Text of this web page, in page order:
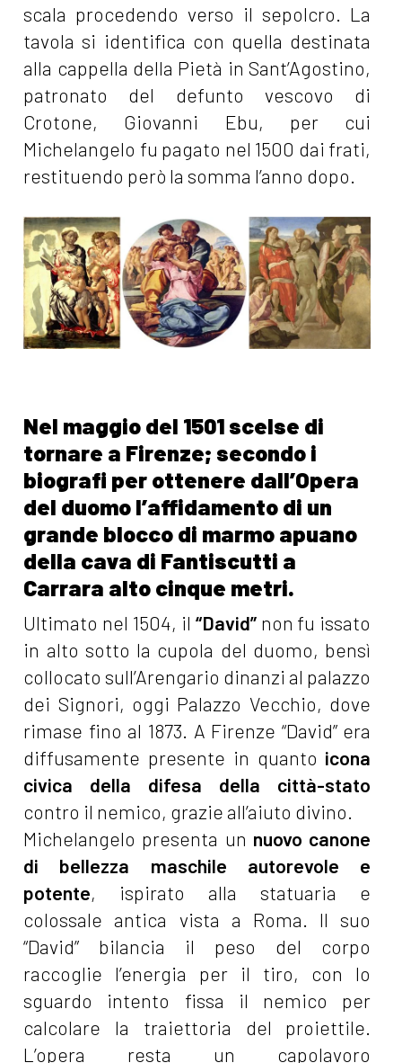
scala procedendo verso il sepolcro. La
tavola si identifica con quella destinata
alla cappella della Pietà in Sant’Agostino,
patronato del defunto vescovo di
Crotone, Giovanni Ebu, per cui
Michelangelo fu pagato nel 1500 dai frati,
restituendo però la somma l’anno dopo.
Nel maggio del 1501 scelse di
tornare a Firenze; secondo i
biografi per ottenere dall’Opera
del duomo l’affidamento di un
grande blocco di marmo apuano
della cava di Fantiscutti a
Carrara alto cinque metri.
Ultimato nel 1504, il “David”non fu issato
in alto sotto la cupola del duomo, bensì
collocato sull’Arengario dinanzi al palazzo
dei Signori, oggi Palazzo Vecchio, dove
rimase fino al 1873. A Firenze “David” era
diffusamente presente in quanto icona
civica della difesa della città-stato
contro il nemico, grazie all’aiuto divino.
Michelangelo presenta un nuovo canone
di bellezza maschile autorevole e
potente, ispirato alla statuaria e
colossale antica vista a Roma. Il suo
“David” bilancia il peso del corpo
raccoglie l’energia per il tiro, con lo
sguardo intento fissa il nemico per
calcolare la traiettoria del proiettile.
L’opera resta un capolavoro